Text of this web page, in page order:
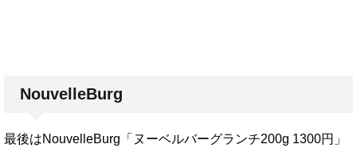
NouvelleBurg
最後はNouvelleBurg「ヌーベルバーグランチ200g 1300円」